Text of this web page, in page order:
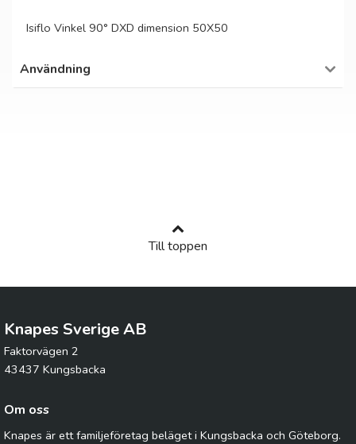
Isiflo Vinkel 90° DXD dimension 50X50
Användning
Till toppen
Knapes Sverige AB
Faktorvägen 2
43437 Kungsbacka
Om oss
Knapes är ett familjeföretag beläget i Kungsbacka och Göteborg.